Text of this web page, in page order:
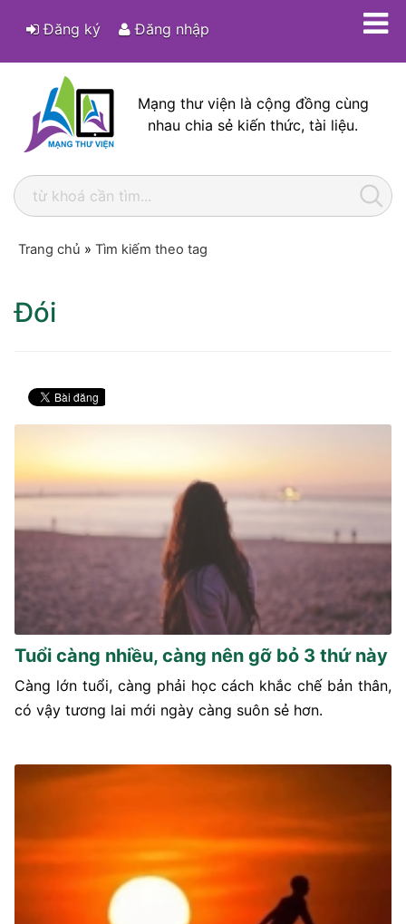
Đăng ký Đăng nhập
Mạng thư viện là cộng đồng cùng
nhau chia sẻ kiến thức, tài liệu.
Trang chủ » Tìm kiếm theo tag
Đói
Tuổi càng nhiều, càng nên gỡ bỏ 3 thứ này
Càng lớn tuổi, càng phải học cách khắc chế bản thân,
có vậy tương lai mới ngày càng suôn sẻ hơn.